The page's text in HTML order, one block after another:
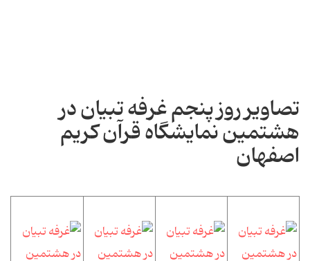
تصاویر روز پنجم غرفه تبیان در
هشتمین نمایشگاه قرآن کریم
اصفهان